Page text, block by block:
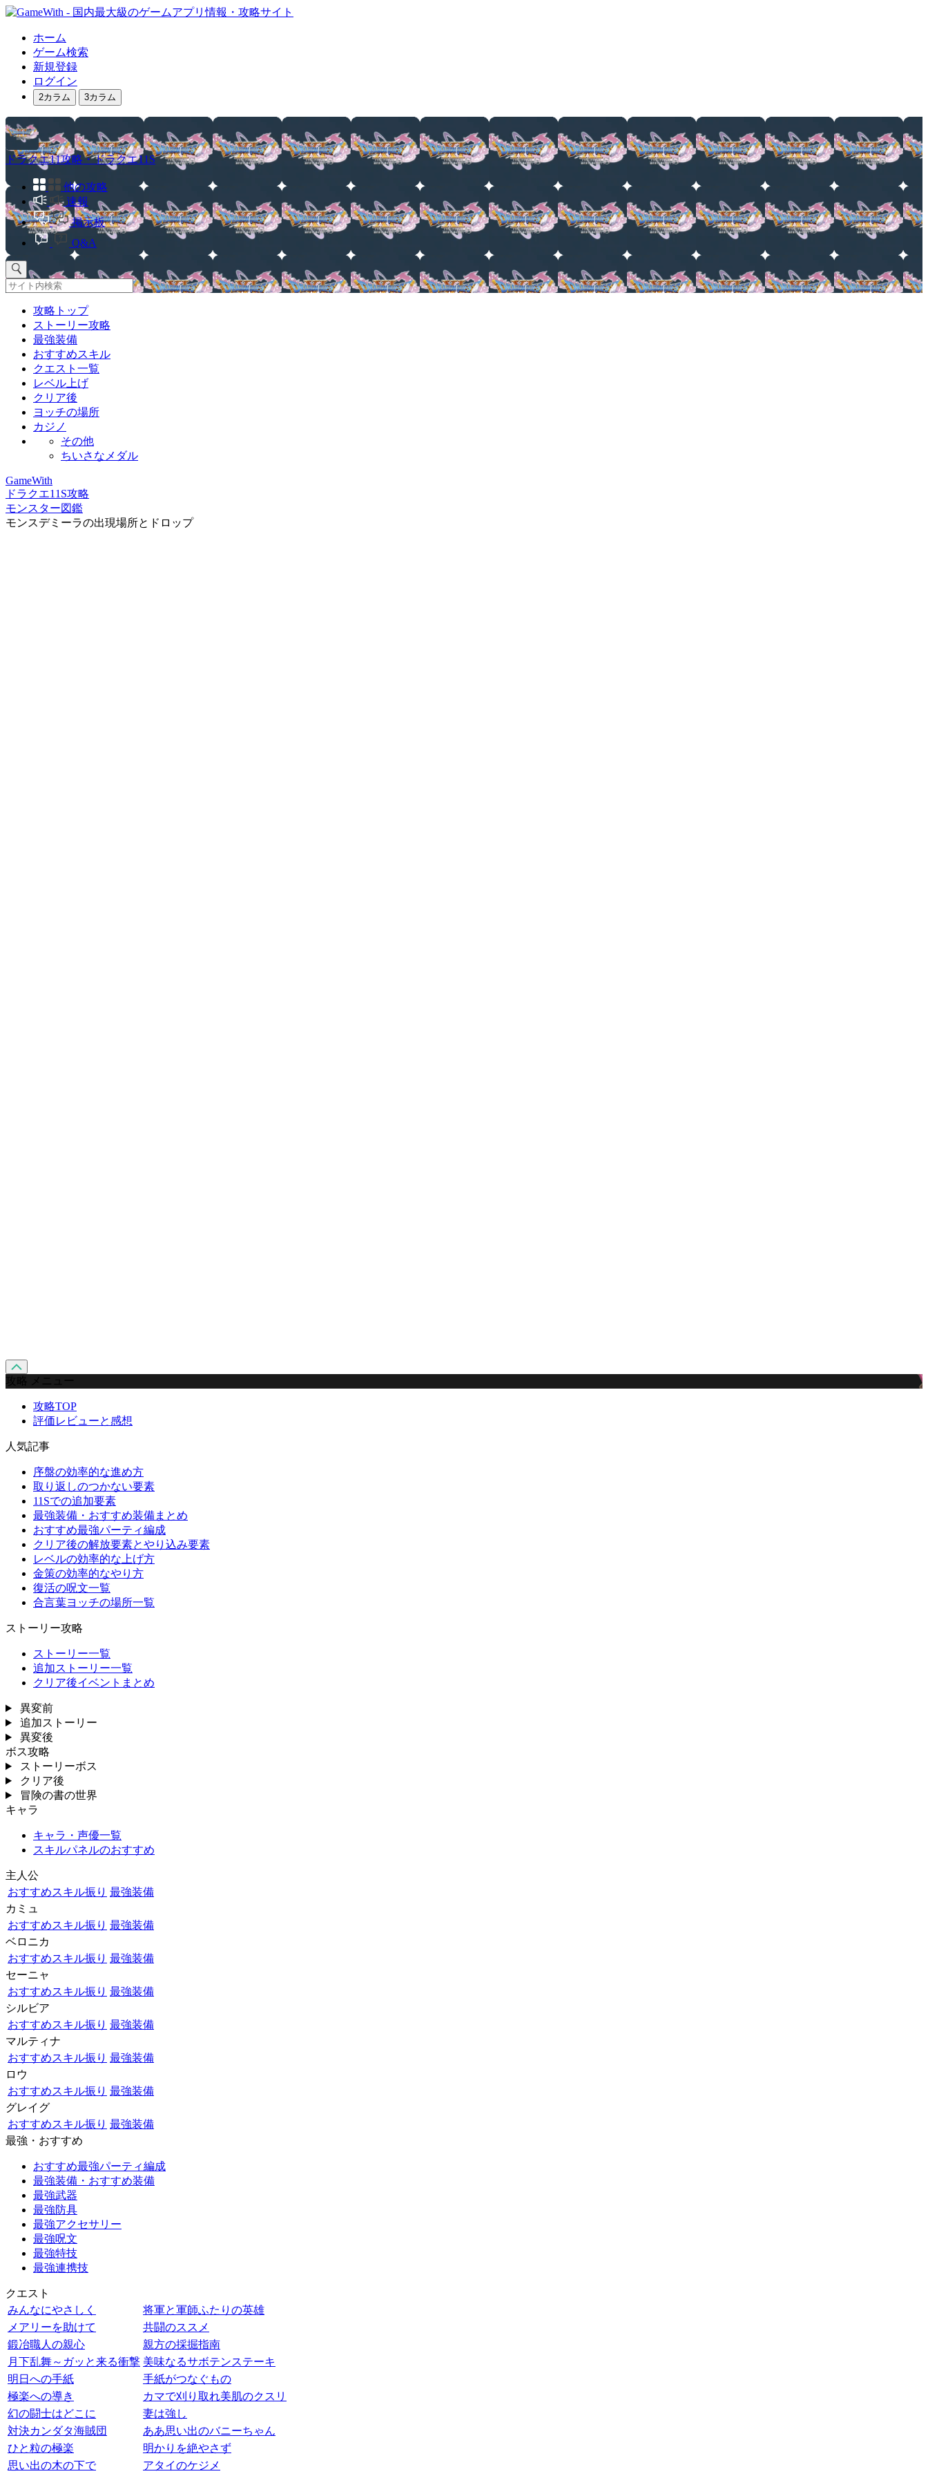
ホーム
ゲーム検索
新規登録
ログイン
2カラム 3カラム
ドラクエ11攻略・ドラクエ11S
他の攻略
速報
掲示板
Q&A
攻略トップ
ストーリー攻略
最強装備
おすすめスキル
クエスト一覧
レベル上げ
クリア後
ヨッチの場所
カジノ
その他
ちいさなメダル
GameWith
ドラクエ11S攻略
モンスター図鑑
モンスデミーラの出現場所とドロップ
攻略 メニュー
攻略TOP
評価レビューと感想
人気記事
序盤の効率的な進め方
取り返しのつかない要素
11Sでの追加要素
最強装備・おすすめ装備まとめ
おすすめ最強パーティ編成
クリア後の解放要素とやり込み要素
レベルの効率的な上げ方
金策の効率的なやり方
復活の呪文一覧
合言葉ヨッチの場所一覧
ストーリー攻略
ストーリー一覧
追加ストーリー一覧
クリア後イベントまとめ
異変前
追加ストーリー
異変後
ボス攻略
ストーリーボス
クリア後
冒険の書の世界
キャラ
キャラ・声優一覧
スキルパネルのおすすめ
主人公
おすすめスキル振り 最強装備
カミュ
おすすめスキル振り 最強装備
ベロニカ
おすすめスキル振り 最強装備
セーニャ
おすすめスキル振り 最強装備
シルビア
おすすめスキル振り 最強装備
マルティナ
おすすめスキル振り 最強装備
ロウ
おすすめスキル振り 最強装備
グレイグ
おすすめスキル振り 最強装備
最強・おすすめ
おすすめ最強パーティ編成
最強装備・おすすめ装備
最強武器
最強防具
最強アクセサリー
最強呪文
最強特技
最強連携技
クエスト
みんなにやさしく
将軍と軍師ふたりの英雄
メアリーを助けて
共闘のススメ
鍛冶職人の親心
親方の採掘指南
月下乱舞～ガッと来る衝撃 美味なるサボテンステーキ
明日への手紙
手紙がつなぐもの
極楽への導き
カマで刈り取れ美肌のクスリ
幻の闘士はどこに
妻は強し
対決カンダタ海賊団
ああ思い出のバニーちゃん
ひと粒の極楽
明かりを絶やさず
思い出の木の下で
アタイのケジメ